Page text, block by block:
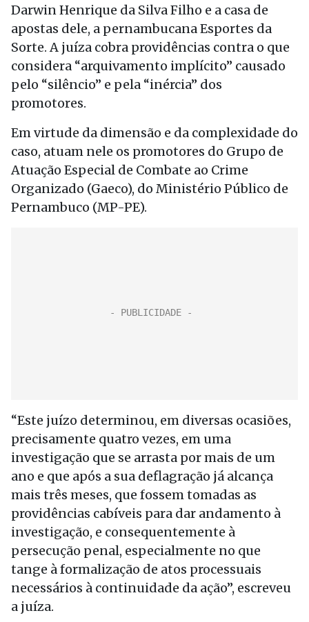
Darwin Henrique da Silva Filho e a casa de
apostas dele, a pernambucana Esportes da
Sorte. A juíza cobra providências contra o que
considera “arquivamento implícito” causado
pelo “silêncio” e pela “inércia” dos
promotores.
Em virtude da dimensão e da complexidade do
caso, atuam nele os promotores do Grupo de
Atuação Especial de Combate ao Crime
Organizado (Gaeco), do Ministério Público de
Pernambuco (MP-PE).
“Este juízo determinou, em diversas ocasiões,
precisamente quatro vezes, em uma
investigação que se arrasta por mais de um
ano e que após a sua deflagração já alcança
mais três meses, que fossem tomadas as
providências cabíveis para dar andamento à
investigação, e consequentemente à
persecução penal, especialmente no que
tange à formalização de atos processuais
necessários à continuidade da ação”, escreveu
a juíza.